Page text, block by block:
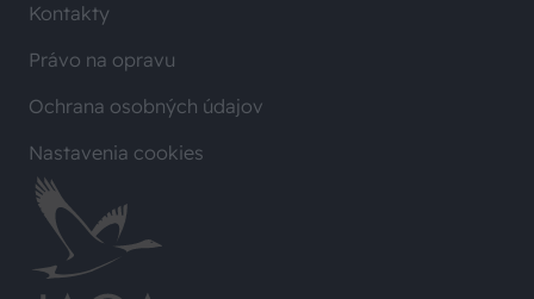
Kontakty
Právo na opravu
Ochrana osobných údajov
Nastavenia cookies